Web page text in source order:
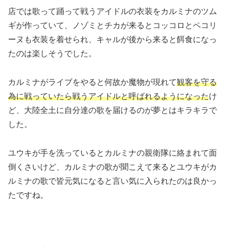
店では歌って踊って戦うアイドルの衣装をカルミナのツム
ギが作っていて、ノゾミとチカが来るとコッコロとペコリ
ーヌも衣装を着せられ、キャルが後から来ると餌食になっ
たのは楽しそうでした。
カルミナがライブをやると何故か魔物が現れて観客を守る
為に戦っていたら戦うアイドルと呼ばれるようになったけ
ど、大陸全土に自分達の歌を届けるのが夢とはキラキラで
した。
ユウキが手を洗っているとカルミナの親衛隊に絡まれて面
倒くさいけど、カルミナの歌が聞こえて来るとユウキがカ
ルミナの歌で皆元気になると言い気に入られたのは良かっ
たですね。